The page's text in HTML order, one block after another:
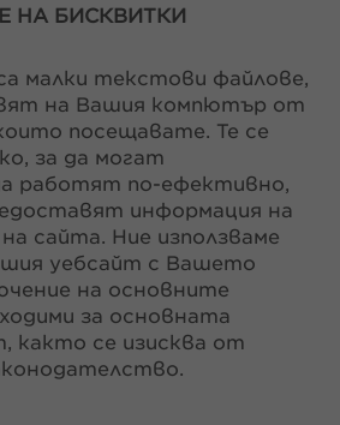
НА БИСКВИТКИ
малки текстови файлове,
на Вашия компютър от
посещавате. Те се
за да могат
работят по-ефективно,
информация на
сайта. Ние използваме
уебсайт с Вашето
на основните
за основната
както се изисква от